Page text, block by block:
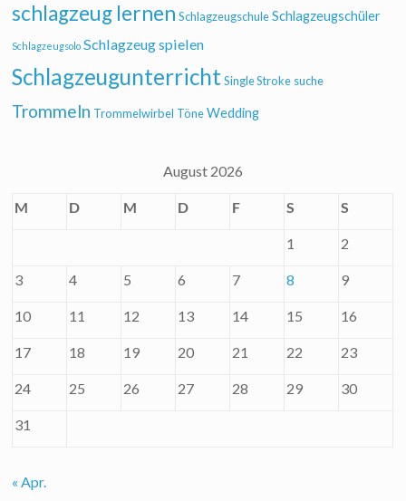
schlagzeug lernen Schlagzeugschule Schlagzeugschüler
Schlagzeugsolo Schlagzeug spielen
Schlagzeugunterricht Single Stroke suche
Trommeln Trommelwirbel Töne Wedding
August 2026
M D M D F S S
1 2
3 4 5 6 7 8 9
10 11 12 13 14 15 16
17 18 19 20 21 22 23
24 25 26 27 28 29 30
31
« Apr.